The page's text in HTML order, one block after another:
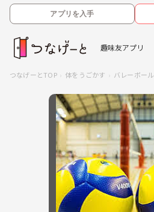
アプリを入手
趣味友アプリ
つなげーとTOP 体をうごかす バレーボール